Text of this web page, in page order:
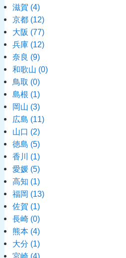
滋賀 (4)
京都 (12)
大阪 (77)
兵庫 (12)
奈良 (9)
和歌山 (0)
鳥取 (0)
島根 (1)
岡山 (3)
広島 (11)
山口 (2)
徳島 (5)
香川 (1)
愛媛 (5)
高知 (1)
福岡 (13)
佐賀 (1)
長崎 (0)
熊本 (4)
大分 (1)
宮崎 (4)